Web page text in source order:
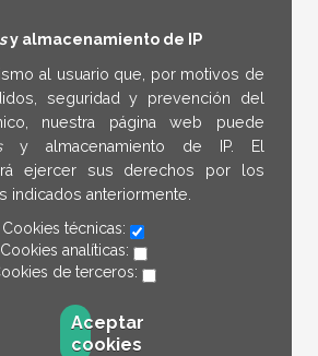
y almacenamiento de IP
al usuario que, por motivos de
seguridad y prevención del
nuestra página web puede
y almacenamiento de IP. El
ejercer sus derechos por los
indicados anteriormente.
Cookies técnicas:
Cookies analíticas:
de terceros:
Aceptar
cookies